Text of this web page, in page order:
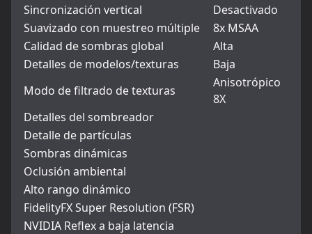
Sincronización vertical
Desactivado
Suavizado con muestreo múltiple
8x MSAA
Calidad de sombras global
Alta
Detalles de modelos/texturas
Baja
Modo de filtrado de texturas
Anisotrópico
8X
Detalles del sombreador
Detalle de partículas
Sombras dinámicas
Oclusión ambiental
Alto rango dinámico
FidelityFX Super Resolution (FSR)
NVIDIA Reflex a baja latencia